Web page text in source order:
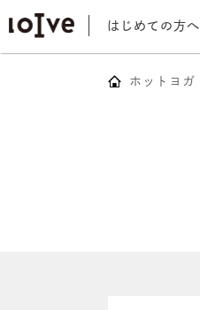
はじめての方へ
ホットヨガ